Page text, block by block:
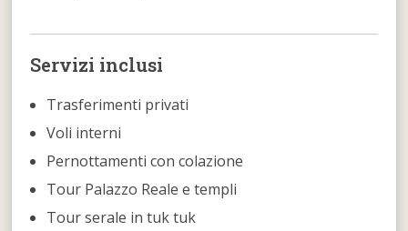
Servizi inclusi
Trasferimenti privati
Voli interni
Pernottamenti con colazione
Tour Palazzo Reale e templi
Tour serale in tuk tuk